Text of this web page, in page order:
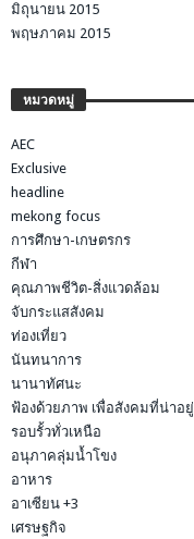
มิถุนายน 2015
พฤษภาคม 2015
หมวดหมู่
AEC
Exclusive
headline
mekong focus
การศึกษา-เกษตรกร
กีฬา
คุณภาพชีวิต-สิ่งแวดล้อม
จับกระแสสังคม
ท่องเที่ยว
นันทนาการ
นานาทัศนะ
ฟ้องด้วยภาพ เพื่อสังคมที่น่าอยู่
รอบรั้วทั่วเหนือ
อนุภาคลุ่มน้ำโขง
อาหาร
อาเซียน +3
เศรษฐกิจ